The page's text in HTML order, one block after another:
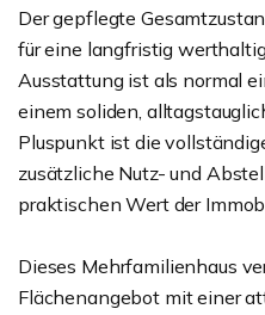
Der gepflegte
für eine langfristig
Ausstattung ist als normal
einem soliden,
Pluspunkt ist die
zusätzliche Nutz- und
praktischen Wert der
Dieses Mehrfamilienhaus
Flächenangebot mit einer